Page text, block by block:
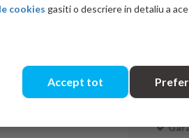
cookies gasiti o descriere in detaliu a
Accept tot